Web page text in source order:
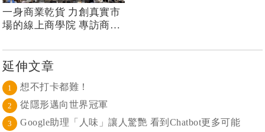
一身商業乾貨 力創真實市
場的線上商學院 專訪商業
延伸文章
1 想不打卡都難！
2 從隱形邁向世界冠軍
3 Google助理「人味」讓人驚艷 看到Chatbot更多可能